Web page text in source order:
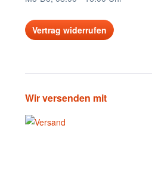
Vertrag widerrufen
Wir versenden mit